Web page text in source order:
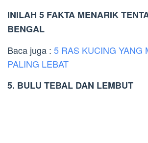
INILAH 5 FAKTA MENARIK
BENGAL
Baca juga : 5 RAS KUCING YANG
PALING LEBAT
5. BULU TEBAL DAN LEMBUT